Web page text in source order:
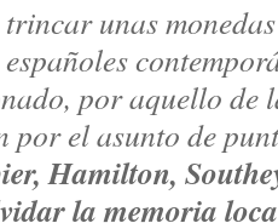
unas
por aquello de
por el asunto de
Hamilton,
la memoria